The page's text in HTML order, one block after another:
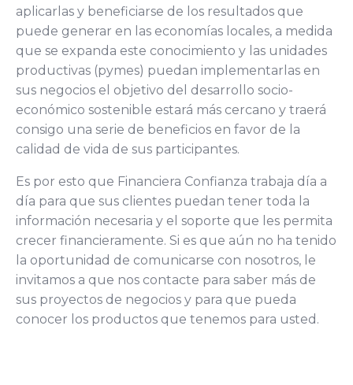
aplicarlas y beneficiarse de los resultados que
puede generar en las economías locales, a medida
que se expanda este conocimiento y las unidades
productivas (pymes) puedan implementarlas en
sus negocios el objetivo del desarrollo socio-
económico sostenible estará más cercano y traerá
consigo una serie de beneficios en favor de la
calidad de vida de sus participantes.
Es por esto que Financiera Confianza trabaja día a
día para que sus clientes puedan tener toda la
información necesaria y el soporte que les permita
crecer financieramente. Si es que aún no ha tenido
la oportunidad de comunicarse con nosotros, le
invitamos a que nos contacte para saber más de
sus proyectos de negocios y para que pueda
conocer los productos que tenemos para usted.